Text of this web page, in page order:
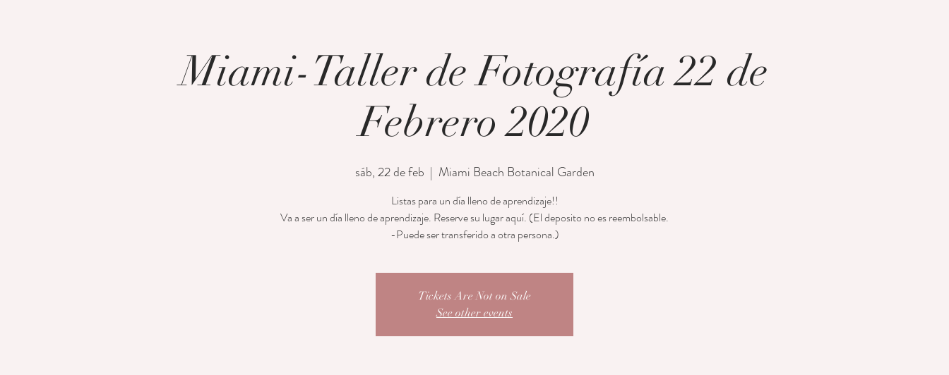
Miami-Taller de Fotografía 22 de
Febrero 2020
sáb, 22 de feb
  |
Miami Beach Botanical Garden
Listas para un día lleno de aprendizaje!!
Va a ser un día lleno de aprendizaje. Reserve su lugar aquí. (El deposito no es reembolsable.
-Puede ser transferido a otra persona.)
Tickets Are Not on Sale
See other events